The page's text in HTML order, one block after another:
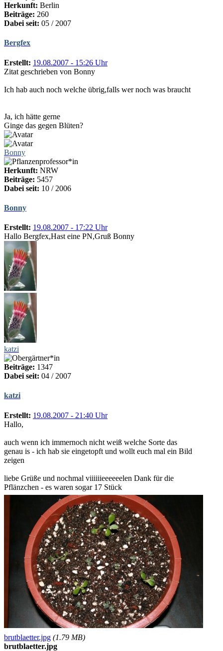
Herkunft: Berlin
Beiträge: 260
Dabei seit: 05 / 2007
Bergfex
Erstellt: 19.08.2007 - 15:26 Uhr
Zitat geschrieben von Bonny
Ich hab auch noch welche übrig,falls wer noch was braucht
Ja, ich hätte gerne
Ginge das gegen Blüten?
Bonny
Herkunft: NRW
Beiträge: 5457
Dabei seit: 10 / 2006
Bonny
Erstellt: 19.08.2007 - 17:22 Uhr
Hallo Bergfex,Hast eine PN,Gruß Bonny
katzi
Beiträge: 1347
Dabei seit: 04 / 2007
katzi
Erstellt: 19.08.2007 - 21:40 Uhr
Hallo,
auch wenn ich immernoch nicht weiß welche Sorte das
genau is - ich hab sie eingetopft und wollt euch mal ein Bild
zeigen
liebe Grüße und nochmal viiiiiieeeeeelen Dank für die
Pflänzchen - es waren sogar 17 Stück
brutblaetter.jpg (1.79 MB)
brutblaetter.jpg